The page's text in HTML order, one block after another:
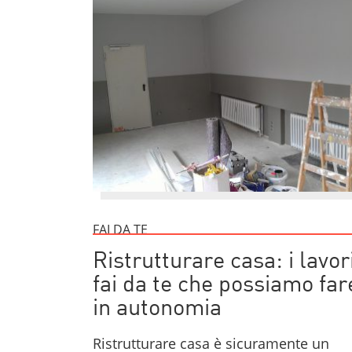
FAI DA TE
Ristrutturare casa: i
fai da te che possiamo
in autonomia
Ristrutturare casa è sicuramente un